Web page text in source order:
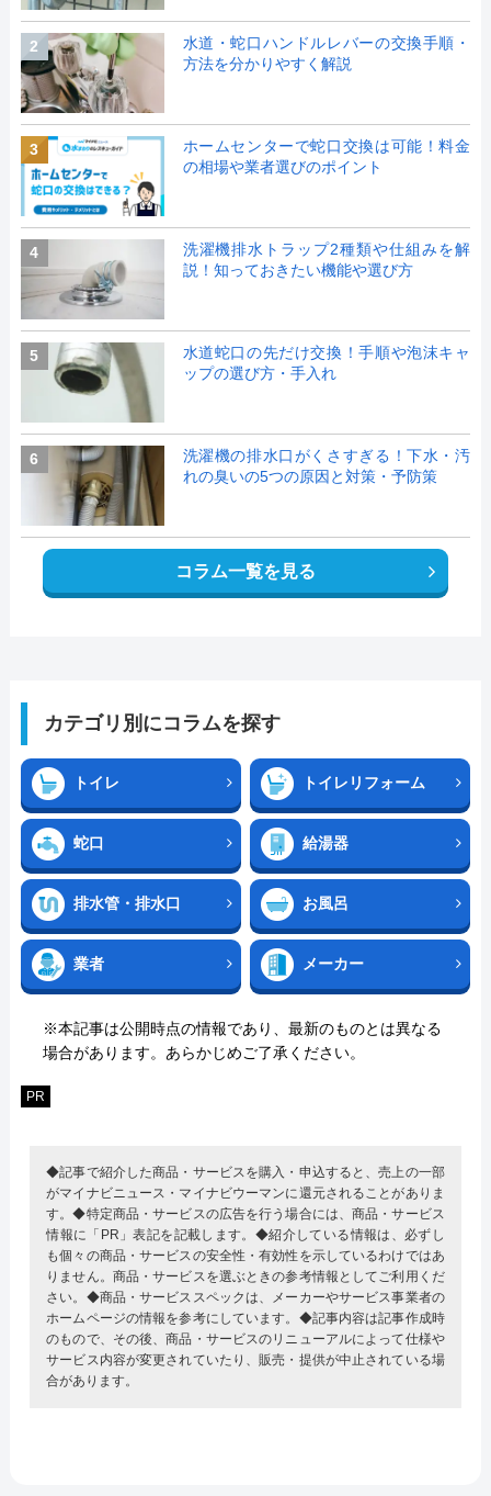
2
水道・蛇口ハンドルレバーの交換手順・
方法を分かりやすく解説
3
ホームセンターで蛇口交換は可能！料金
の相場や業者選びのポイント
4
洗濯機排水トラップ2種類や仕組みを解
説！知っておきたい機能や選び方
5
水道蛇口の先だけ交換！手順や泡沫キャ
ップの選び方・手入れ
6
洗濯機の排水口がくさすぎる！下水・汚
れの臭いの5つの原因と対策・予防策
コラム一覧を見る
カテゴリ別にコラムを探す
トイレ トイレリフォーム
蛇口 給湯器
排水管・排水口 お風呂
業者 メーカー
※本記事は公開時点の情報であり、最新のものとは異なる
場合があります。あらかじめご了承ください。
PR
◆記事で紹介した商品・サービスを購入・申込すると、売上の一部
がマイナビニュース・マイナビウーマンに還元されることがありま
す。◆特定商品・サービスの広告を行う場合には、商品・サービス
情報に「PR」表記を記載します。◆紹介している情報は、必ずし
も個々の商品・サービスの安全性・有効性を示しているわけではあ
りません。商品・サービスを選ぶときの参考情報としてご利用くだ
さい。◆商品・サービススペックは、メーカーやサービス事業者の
ホームページの情報を参考にしています。◆記事内容は記事作成時
のもので、その後、商品・サービスのリニューアルによって仕様や
サービス内容が変更されていたり、販売・提供が中止されている場
合があります。